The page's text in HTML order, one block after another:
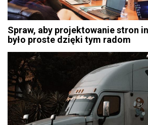
Spraw, aby projektowanie stron
było proste dzięki tym radom